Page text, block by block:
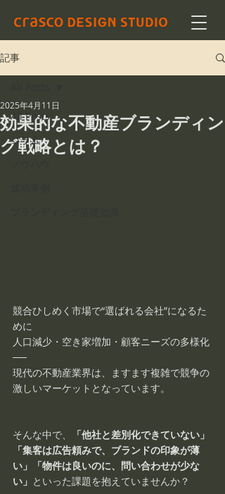
記事
All Posts
コラム
効果的な不動産ブランディン
グ戦略とは？
2025年4月11日
競合ひしめく市場で“選ばれる会社”になるた
めに
人口減少・空き家増加・顧客ニーズの多様化
──
現代の不動産業界は、ますます複雑で競争の
激しいマーケットとなっています。
そんな中で、
「他社と差別化できていない」
「集客は広告頼みで、ブランドの印象が薄
い」「物件は良いのに、問い合わせが少な
い」 といった課題を抱えていませんか？